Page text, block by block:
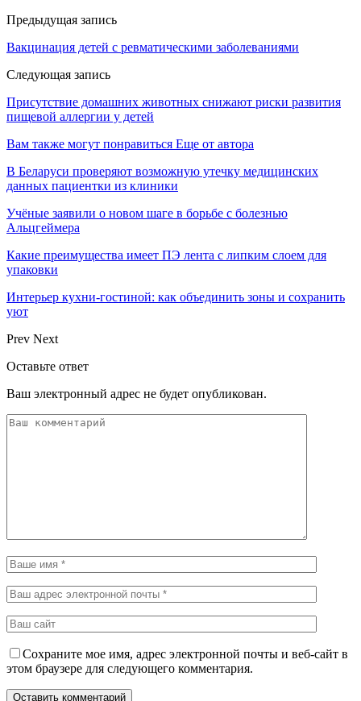
Предыдущая запись
Вакцинация детей с ревматическими заболеваниями
Следующая запись
Присутствие домашних животных снижают риски развития
пищевой аллергии у детей
Вам также могут понравиться Еще от автора
В Беларуси проверяют возможную утечку медицинских
данных пациентки из клиники
Учёные заявили о новом шаге в борьбе с болезнью
Альцгеймера
Какие преимущества имеет ПЭ лента с липким слоем для
упаковки
Интерьер кухни-гостиной: как объединить зоны и сохранить
уют
Prev Next
Оставьте ответ
Ваш электронный адрес не будет опубликован.
Сохраните мое имя, адрес электронной почты и веб-сайт в
этом браузере для следующего комментария.